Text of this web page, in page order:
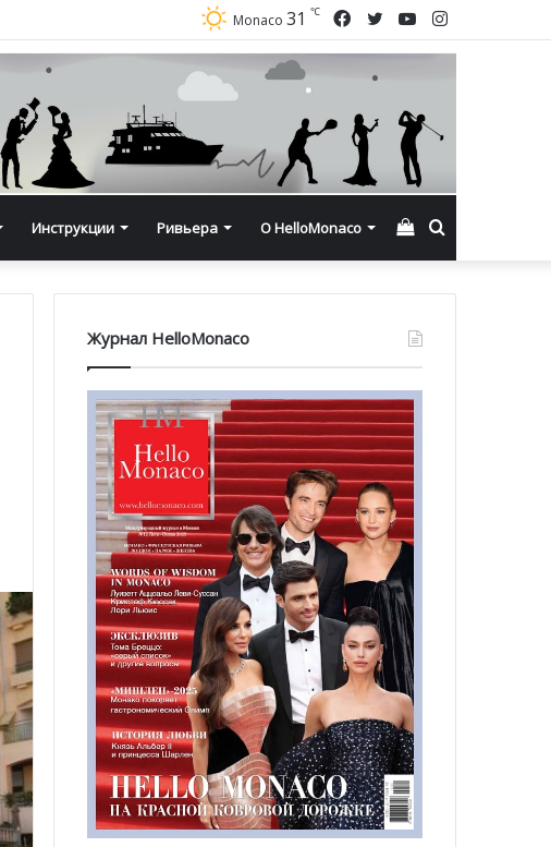
Instagram
YouTube
Twitter
Facebook
Monaco 31 ℃
Инструкции Ривьера О HelloMonaco Смотреть
корзину
Журнал HelloMonaco